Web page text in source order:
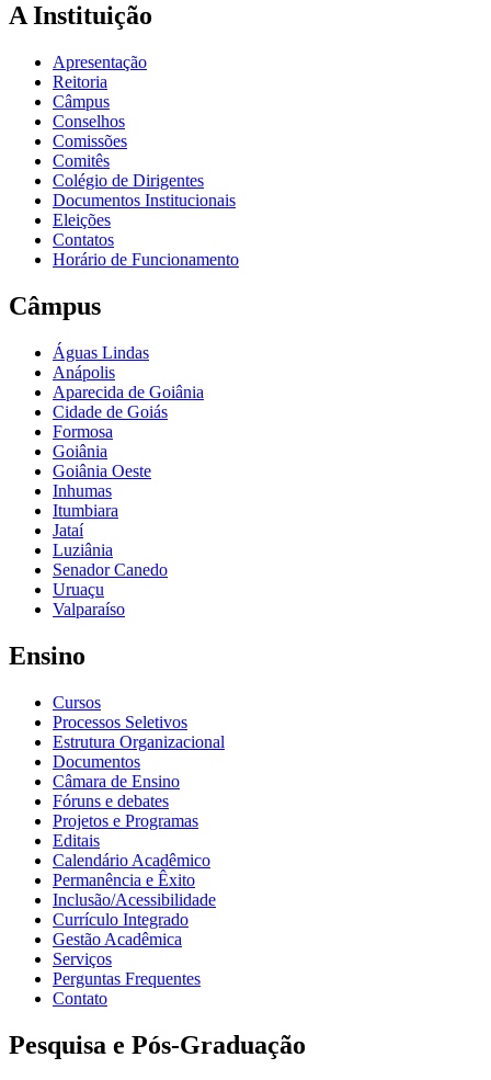
A Instituição
Apresentação
Reitoria
Câmpus
Conselhos
Comissões
Comitês
Colégio de Dirigentes
Documentos Institucionais
Eleições
Contatos
Horário de Funcionamento
Câmpus
Águas Lindas
Anápolis
Aparecida de Goiânia
Cidade de Goiás
Formosa
Goiânia
Goiânia Oeste
Inhumas
Itumbiara
Jataí
Luziânia
Senador Canedo
Uruaçu
Valparaíso
Ensino
Cursos
Processos Seletivos
Estrutura Organizacional
Documentos
Câmara de Ensino
Fóruns e debates
Projetos e Programas
Editais
Calendário Acadêmico
Permanência e Êxito
Inclusão/Acessibilidade
Currículo Integrado
Gestão Acadêmica
Serviços
Perguntas Frequentes
Contato
Pesquisa e Pós-Graduação